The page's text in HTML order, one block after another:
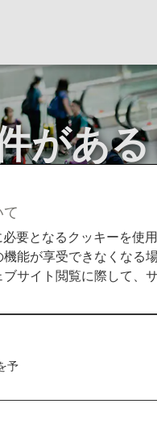
があ
ついて）（日本国内線）
のご案内です。お酒
要となるクッキーを使
能が享受できなくなる
サイト閲覧に際して、
予